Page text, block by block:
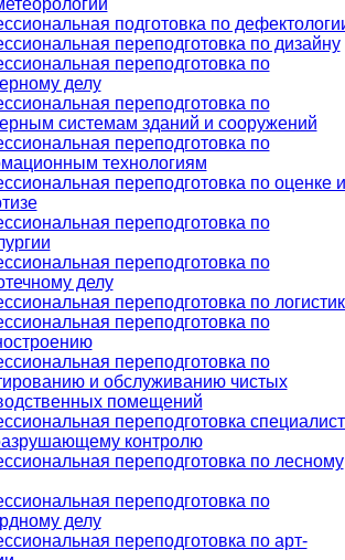
подготовка по
переподготовка по дизайну
переподготовка по
делу
переподготовка по
системам зданий и сооружений
переподготовка по
технологиям
переподготовка по оценке и
переподготовка по
переподготовка по
делу
переподготовка по
переподготовка по
переподготовка по
и обслуживанию чистых
помещений
переподготовка
контролю
переподготовка по лесному
переподготовка по
делу
переподготовка по арт-